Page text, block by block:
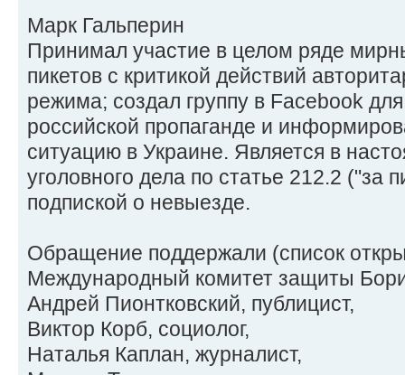
Марк Гальперин
Принимал участие в целом ряде
пикетов с критикой действий
режима; создал группу в Facebook
российской пропаганде и
ситуацию в Украине. Является в
уголовного дела по статье 212.2 ("за
подпиской о невыезде.
Обращение поддержали (список
Международный комитет защиты
Андрей Пионтковский, публицист,
Виктор Корб, социолог,
Наталья Каплан, журналист,